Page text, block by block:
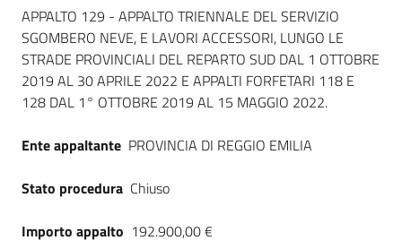
Piattaforme
telematiche
site
Dati del bando
APPALTO 129 - APPALTO TRIENNALE DEL SERVIZIO
SGOMBERO NEVE, E LAVORI ACCESSORI, LUNGO LE
STRADE PROVINCIALI DEL REPARTO SUD DAL 1 OTTOBRE
2019 AL 30 APRILE 2022 E APPALTI FORFETARI 118 E
128 DAL 1° OTTOBRE 2019 AL 15 MAGGIO 2022.
Ente appaltante PROVINCIA DI REGGIO EMILIA
Stato procedura Chiuso
Importo appalto 192.900,00 €